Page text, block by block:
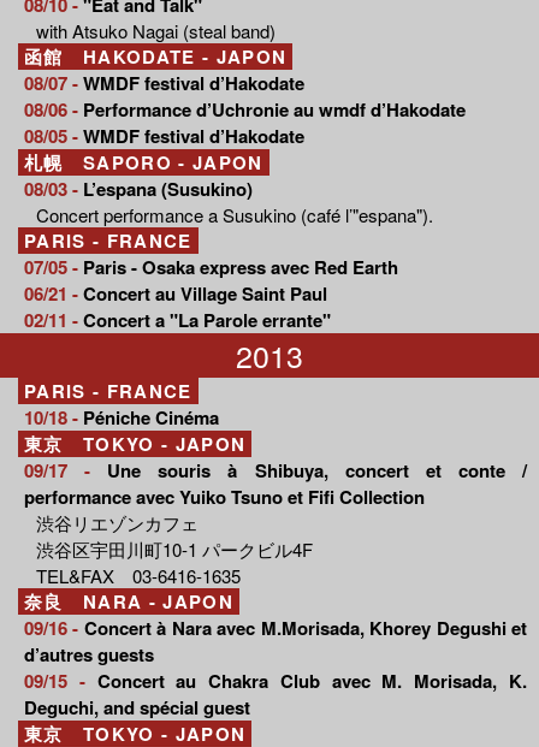
with Atsuko Nagai (steal band)
函館 HAKODATE - JAPON
08/07 -WMDF festival d’Hakodate
08/06 - Performance d’Uchronie au wmdf d’Hakodate
08/05 -WMDF festival d’Hakodate
札幌 SAPORO - JAPON
08/03 - L’espana (Susukino)
Concert performance a Susukino (café l’"espana").
PARIS - FRANCE
07/05 - Paris - Osaka express avec Red Earth
06/21 -Concert au Village Saint Paul
02/11 -Concert a "La Parole errante"
2013
PARIS - FRANCE
10/18 - Péniche Cinéma
東京 TOKYO - JAPON
09/17 - Une souris à Shibuya, concert et conte /
performance avec Yuiko Tsuno et Fifi Collection
渋谷リエゾンカフェ
渋谷区宇田川町10-1 パークビル4F
TEL&FAX 03-6416-1635
奈良 NARA - JAPON
09/16 - Concert à Nara avec M.Morisada, Khorey Degushi et
d’autres guests
09/15 - Concert au Chakra Club avec M. Morisada, K.
Deguchi, and spécial guest
東京 TOKYO - JAPON